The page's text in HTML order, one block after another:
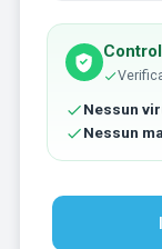
Nessun
Nessun